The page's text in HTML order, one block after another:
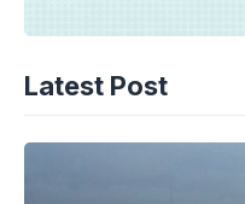
Latest Post